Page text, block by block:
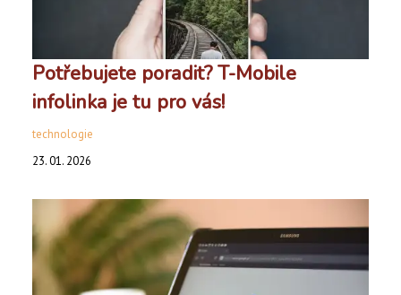
Potřebujete poradit? T-Mobile
infolinka je tu pro vás!
technologie
23. 01. 2026